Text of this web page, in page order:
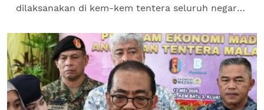
dilaksanakan di kem-kem tentera seluruh negara
warga ATM, di samping...